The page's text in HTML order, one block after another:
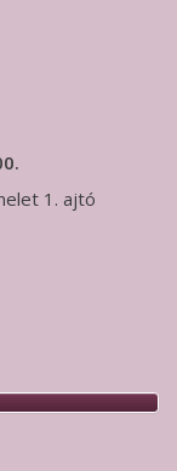
1. ajtó